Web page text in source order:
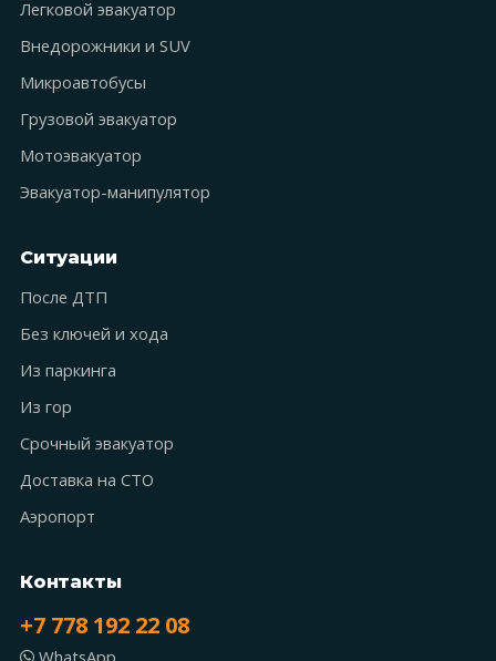
Легковой эвакуатор
Внедорожники и SUV
Микроавтобусы
Грузовой эвакуатор
Мотоэвакуатор
Эвакуатор-манипулятор
Ситуации
После ДТП
Без ключей и хода
Из паркинга
Из гор
Срочный эвакуатор
Доставка на СТО
Аэропорт
Контакты
+7 778 192 22 08
WhatsApp